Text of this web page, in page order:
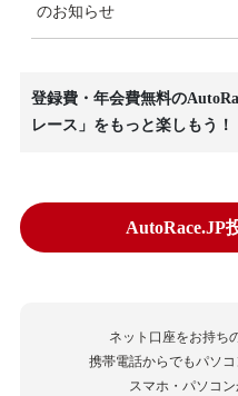
のお知らせ
登録費・年会費無料の
レース」をもっと楽しもう！
AutoRace.JP
ネット口座をお持ち
携帯電話からでもパソコ
スマホ・パソコン